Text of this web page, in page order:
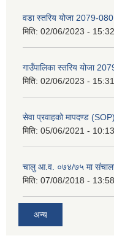
वडा स्तरिय योजा 2079-080
मिति: 02/06/2023 - 15:32
गाउँपालिका स्तरिय योजा
मिति: 02/06/2023 - 15:31
सेवा प्रवाहको मापदण्ड
मिति: 05/06/2021 - 10:13
चालु आ.व. ०७४/७५ मा
मिति: 07/08/2018 - 13:58
अन्य